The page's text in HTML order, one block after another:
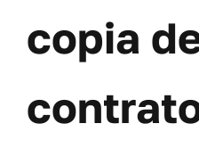
copia